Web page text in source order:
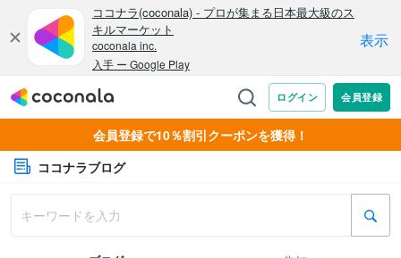
会員登録で10％割引クーポンを獲得！
ココナラブログ